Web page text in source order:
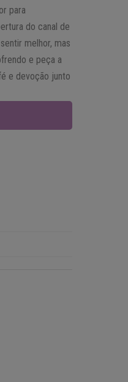
para
do canal de
melhor, mas
e peça a
e devoção junto